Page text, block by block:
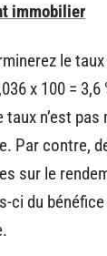
immobilier
le taux
x 100 = 3,6
taux n’est
Par contre,
sur le
ci du